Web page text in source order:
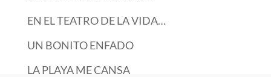
EN EL TEATRO DE LA VIDA…
UN BONITO ENFADO
LA PLAYA ME CANSA